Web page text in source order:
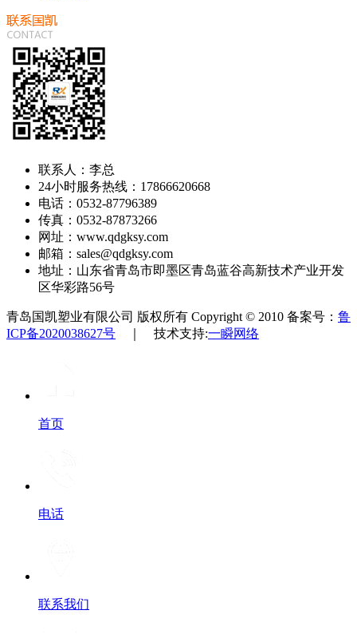
联系人：李总
24小时服务热线：17866620668
电话：0532-87796389
传真：0532-87873266
网址：www.qdgksy.com
邮箱：sales@qdgksy.com
地址：山东省青岛市即墨区青岛蓝谷高新技术产业开发
区华彩路56号
青岛国凯塑业有限公司 版权所有 Copyright © 2010 备案号： 鲁
ICP备2020038627号 ｜ 技术支持:一瞬网络
首页
电话
联系我们